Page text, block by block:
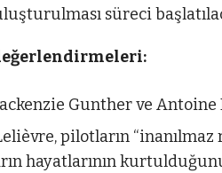
süreci
Gunther ve
pilotların
hayatlarının